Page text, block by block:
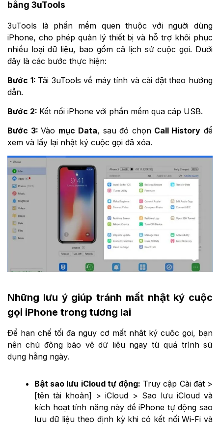
bằng 3uTools
3uTools là phần mềm quen thuộc với người dùng
iPhone, cho phép quản lý thiết bị và hỗ trợ khôi phục
nhiều loại dữ liệu, bao gồm cả lịch sử cuộc gọi. Dưới
đây là các bước thực hiện:
Bước 1: Tải 3uTools về máy tính và cài đặt theo hướng
dẫn.
Bước 2: Kết nối iPhone với phần mềm qua cáp USB.
Bước 3:Vào mục Data, sau đó chọnCall History để
xem và lấy lại nhật ký cuộc gọi đã xóa.
Những lưu ý giúp tránh mất nhật ký cuộc
gọi iPhone trong tương lai
Để hạn chế tối đa nguy cơ mất nhật ký cuộc gọi, bạn
nên chủ động bảo vệ dữ liệu ngay từ quá trình sử
dụng hằng ngày.
Bật sao lưu iCloud tự động: Truy cập Cài đặt >
[tên tài khoản] > iCloud > Sao lưu iCloud và
kích hoạt tính năng này để iPhone tự động sao
lưu dữ liệu theo định kỳ khi có kết nối Wi-Fi và